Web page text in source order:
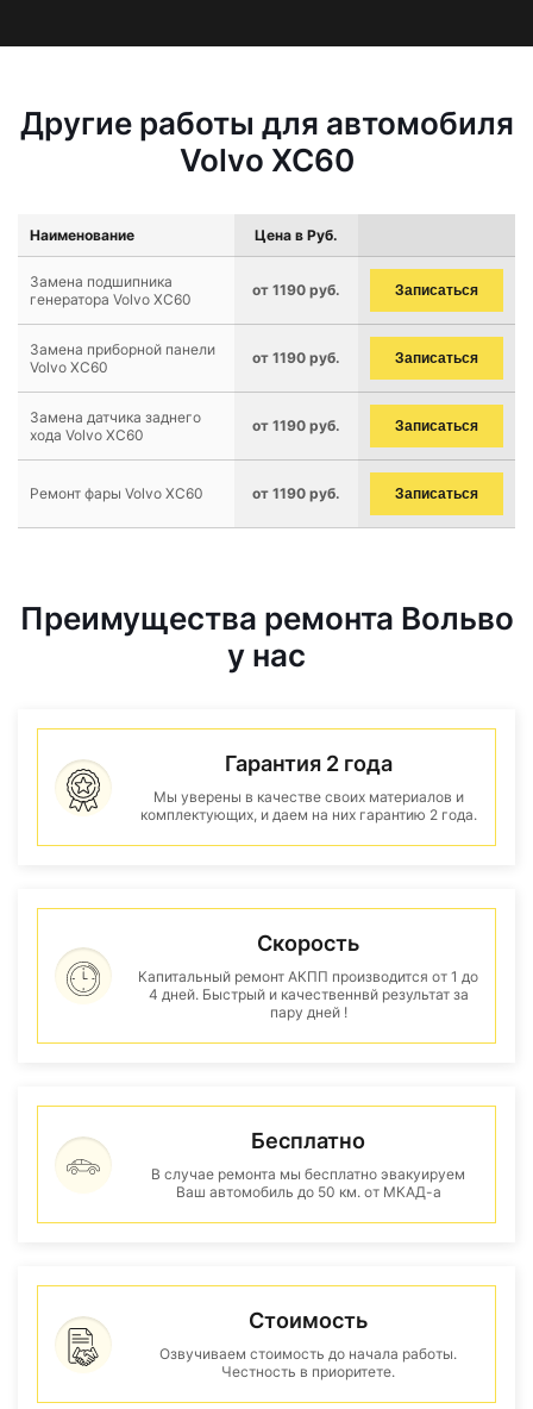
Другие работы для автомобиля
Volvo XC60
Наименование Цена в Руб.
Замена подшипника
генератора Volvo XC60
от 1190 руб. Записаться
Замена приборной панели
Volvo XC60
от 1190 руб. Записаться
Замена датчика заднего
хода Volvo XC60
от 1190 руб. Записаться
Ремонт фары Volvo XC60 от 1190 руб. Записаться
Преимущества ремонта Вольво
у нас
Гарантия 2 года
Мы уверены в качестве своих материалов и
комплектующих, и даем на них гарантию 2 года.
Скорость
Капитальный ремонт АКПП производится от 1 до
4 дней. Быстрый и качественнвй результат за
пару дней !
Бесплатно
В случае ремонта мы бесплатно эвакуируем
Ваш автомобиль до 50 км. от МКАД-а
Стоимость
Озвучиваем стоимость до начала работы.
Честность в приоритете.